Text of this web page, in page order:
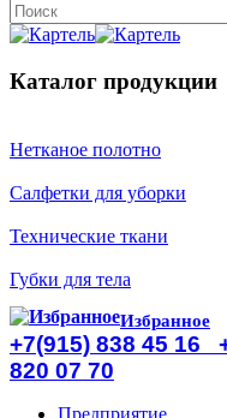
Каталог продукции
Нетканое полотно
Салфетки для уборки
Технические ткани
Губки для тела
Избранное
+7(915) 838 45 16
820 07 70
Предприятие